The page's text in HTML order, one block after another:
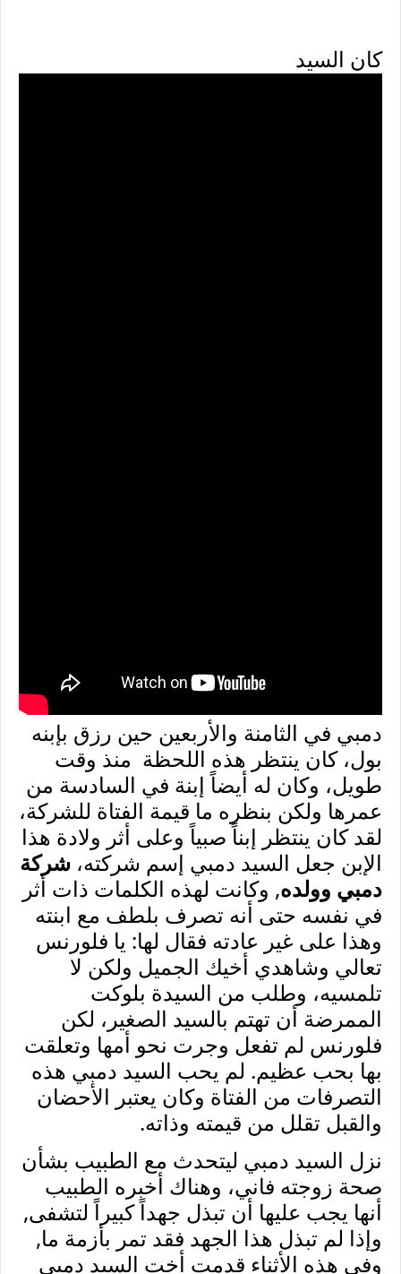
كان السيد
دمبي في الثامنة والأربعين حين رزق بإبنه
بول، كان ينتظر هذه اللحظة منذ وقت
طويل، وكان له أيضاً إبنة في السادسة من
عمرها ولكن بنظره ما قيمة الفتاة للشركة،
لقد كان ينتظر إبناً صبياً وعلى أثر ولادة هذا
الإبن جعل السيد دمبي إسم شركته، شركة
دمبي وولده, وكانت لهذه الكلمات ذات أثر
في نفسه حتى أنه تصرف بلطف مع ابنته
وهذا على غير عادته فقال لها: يا فلورنس
تعالي وشاهدي أخيك الجميل ولكن لا
تلمسيه، وطلب من السيدة بلوكت
الممرضة أن تهتم بالسيد الصغير، لكن
فلورنس لم تفعل وجرت نحو أمها وتعلقت
بها بحب عظيم. لم يحب السيد دمبي هذه
التصرفات من الفتاة وكان يعتبر الأحضان
والقبل تقلل من قيمته وذاته.
نزل السيد دمبي ليتحدث مع الطبيب بشأن
صحة زوجته فاني، وهناك أخبره الطبيب
أنها يجب عليها أن تبذل جهداً كبيراً لتشفى,
وإذا لم تبذل هذا الجهد فقد تمر بأزمة ما,
وفي هذه الأثناء قدمت أخت السيد دمبي